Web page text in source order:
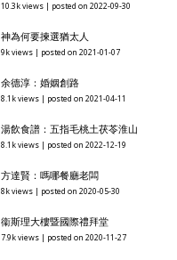
10.3k views posted on 2022-09-30
神為何要揀選猶太人
9k views posted on 2021-01-07
余德淳：婚姻創路
8.1k views posted on 2021-04-11
湯飲食譜：五指毛桃土茯苓淮山
8.1k views posted on 2022-12-19
方達賢：嗎哪餐廳老闆
8k views posted on 2020-05-30
衞斯理大樓暨國際禮拜堂
7.9k views posted on 2020-11-27